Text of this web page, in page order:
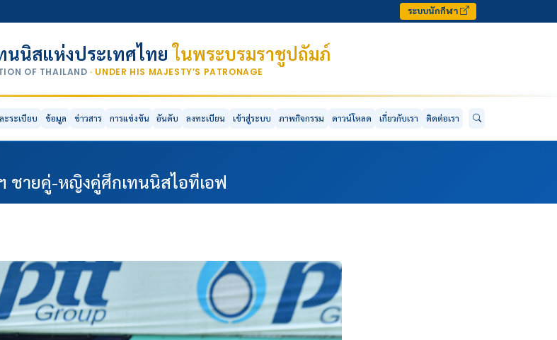
ระบบนักกีฬา
นนิสแห่งประเทศไทยในพระบรมราชูปถัมภ์
OF THAILAND · UNDER HIS MAJESTY’S PATRONAGE
ะระเบียบ ข้อมูล ข่าวสาร การแข่งขัน อันดับ ลงทะเบียน เข้าสู่ระบบ ภาพกิจกรรม ดาวน์โหลด เกี่ยวกับเรา ติดต่อเรา
ชายคู่-หญิงคู่ศึกเทนนิสไอทีเอฟ